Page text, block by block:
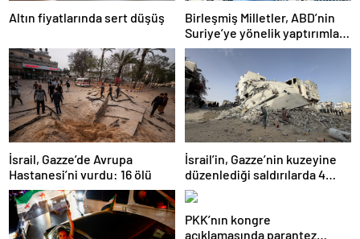
Altın fiyatlarında sert düşüş
Birleşmiş Milletler, ABD’nin
Suriye’ye yönelik yaptırımları
kaldırma kararından memnun
İsrail, Gazze’de Avrupa
Hastanesi’ni vurdu: 16 ölü
İsrail’in, Gazze’nin kuzeyine
düzenlediği saldırılarda 4
Filistinli öldü
PKK’nın kongre
açıklamasında parantez